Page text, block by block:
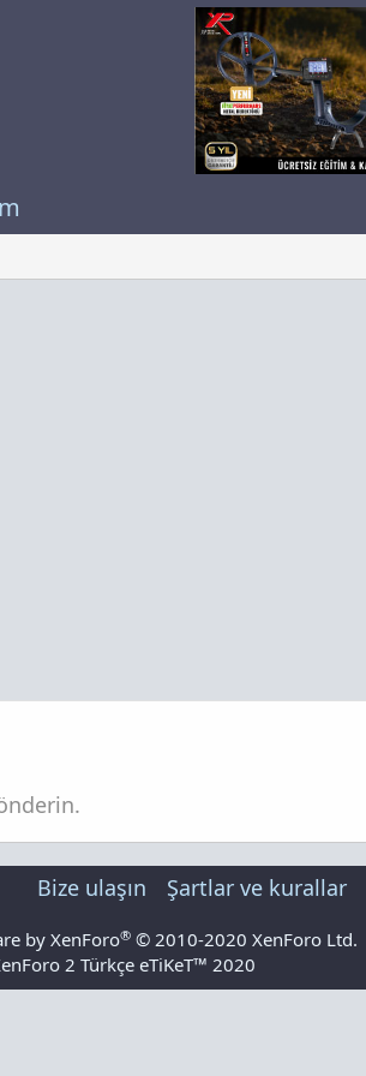
Bize ulaşın Şartlar ve kurallar
by XenForo® © 2010-2020 XenForo Ltd.
2 Türkçe eTiKeT™ 2020